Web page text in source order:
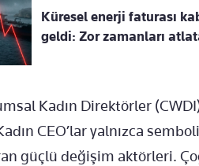
Küresel enerji faturası
geldi: Zor zamanları
Kadın Direktörler
CEO’lar yalnızca
güçlü değişim aktörleri.